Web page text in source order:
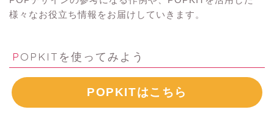
様々なお役立ち情報をお届けしていきます。
POPKITを使ってみよう
POPKITはこちら